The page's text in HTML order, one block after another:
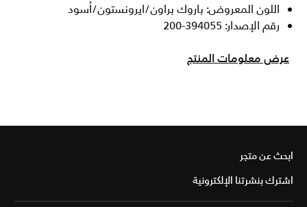
اللون المعروض: باروك براون/ايرونستون/أسود
رقم الإصدار: 394055-200
عرض معلومات المنتج
ابحث عن متجر
اشترك بنشرتنا الإلكترونية